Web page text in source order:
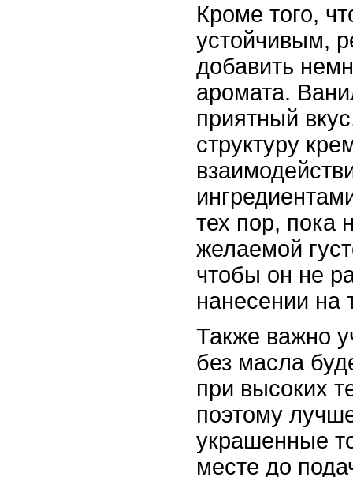
Кроме того,
устойчивым,
добавить
аромата.
приятный
структуру
тех пор, пока
желаемой
чтобы он не
нанесении на
Также важно
без масла
при высоких
поэтому
украшенные
месте до